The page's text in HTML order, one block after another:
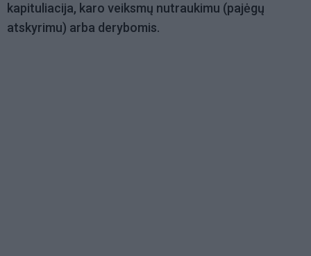
kapituliacija, karo veiksmų nutraukimu (pajėgų
atskyrimu) arba derybomis.